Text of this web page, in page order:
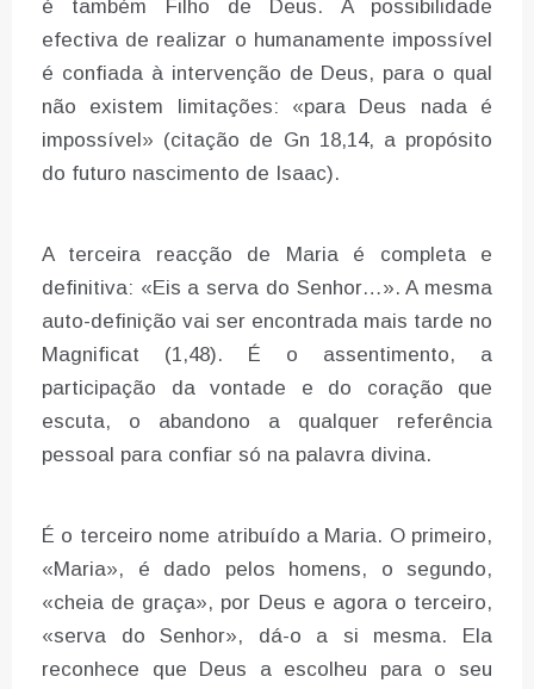
é também Filho de Deus. A possibilidade
efectiva de realizar o humanamente impossível
é confiada à intervenção de Deus, para o qual
não existem limitações: «para Deus nada é
impossível» (citação de Gn 18,14, a propósito
do futuro nascimento de Isaac).
A terceira reacção de Maria é completa e
definitiva: «Eis a serva do Senhor…». A mesma
auto-definição vai ser encontrada mais tarde no
Magnificat (1,48). É o assentimento, a
participação da vontade e do coração que
escuta, o abandono a qualquer referência
pessoal para confiar só na palavra divina.
É o terceiro nome atribuído a Maria. O primeiro,
«Maria», é dado pelos homens, o segundo,
«cheia de graça», por Deus e agora o terceiro,
«serva do Senhor», dá-o a si mesma. Ela
reconhece que Deus a escolheu para o seu